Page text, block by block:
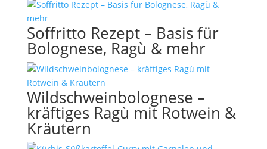
Soffritto Rezept – Basis für
Bolognese, Ragù & mehr
Wildschweinbolognese –
kräftiges Ragù mit Rotwein &
Kräutern